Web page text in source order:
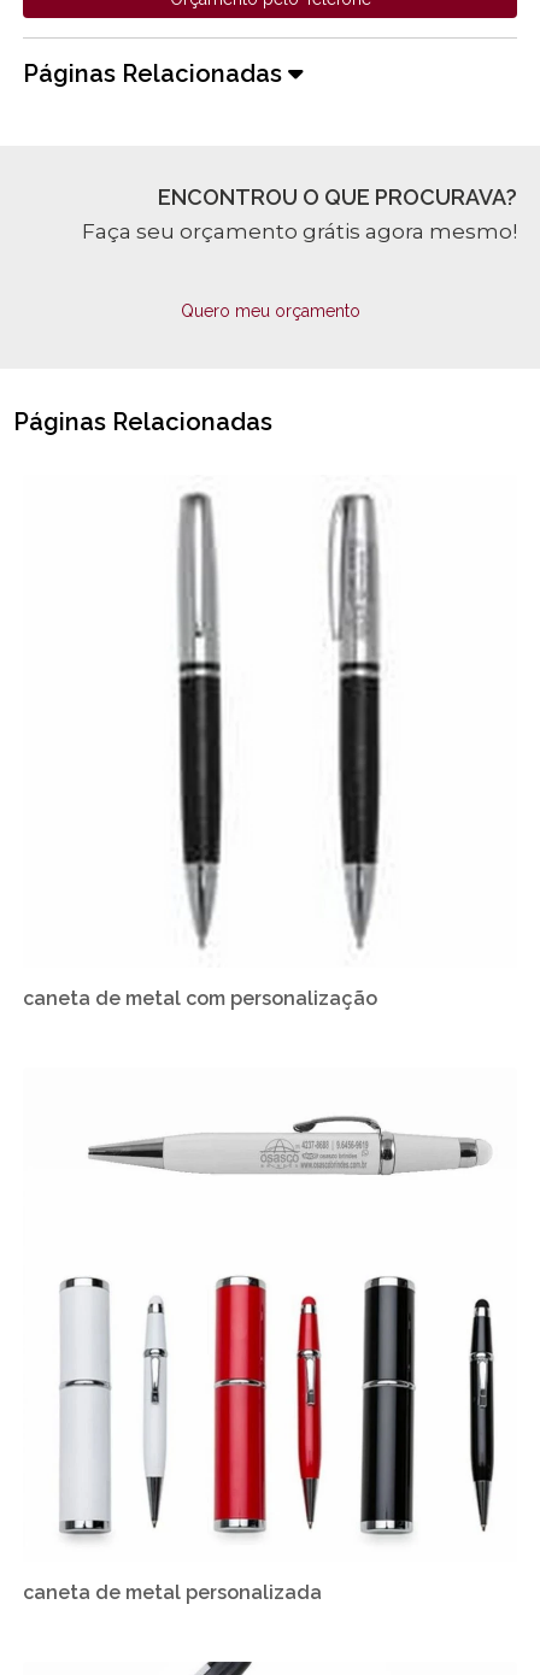
Páginas Relacionadas
ENCONTROU O QUE PROCURAVA?
Faça seu orçamento grátis agora mesmo!
Quero meu orçamento
Páginas Relacionadas
caneta de metal com personalização
caneta de metal personalizada